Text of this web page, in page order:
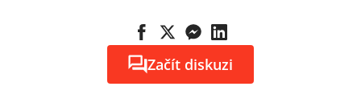
Začít diskuzi